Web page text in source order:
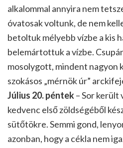
alkalommal annyira nem
óvatosak voltunk, de nem
betoltuk mélyebb vízbe a kis
belemártottuk a vízbe.
mosolygott, mindent nagyon
szokásos „mérnök úr”
Július 20. péntek– Sor került
kedvenc első zöldségéből
sütőtökre. Semmi gond,
azonban, hogy a cékla nem